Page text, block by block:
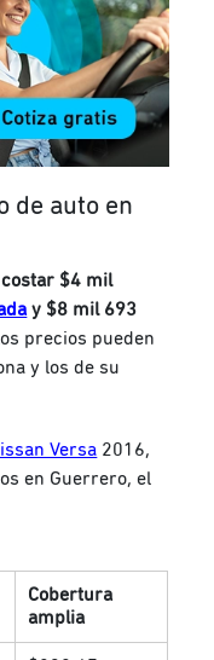
de auto en
costar $4 mil
y $8 mil 693
precios pueden
y los de su
Versa 2016,
en Guerrero, el
Cobertura
amplia